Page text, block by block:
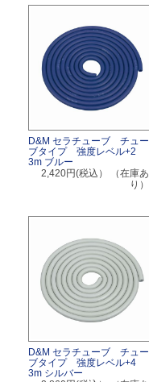
D&M セラチューブ チュー
ブタイプ 強度レベル+2
3m ブルー
2,420円(税込）
（在庫あ
り）
D&M セラチューブ チュー
ブタイプ 強度レベル+4
3m シルバー